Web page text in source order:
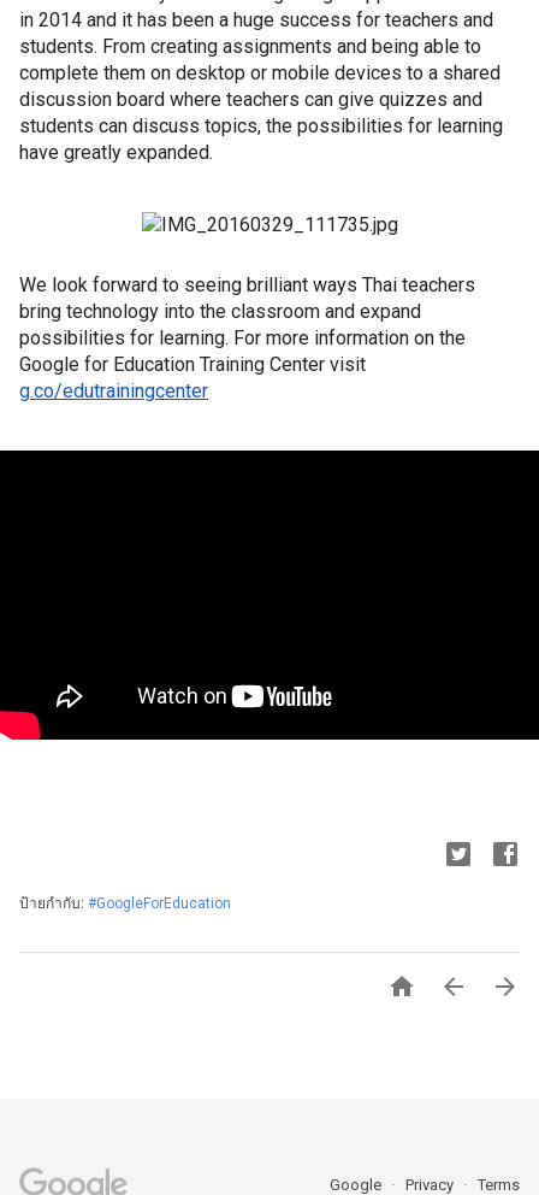
in 2014 and it has been a huge success for teachers and
students. From creating assignments and being able to
complete them on desktop or mobile devices to a shared
discussion board where teachers can give quizzes and
students can discuss topics, the possibilities for learning
have greatly expanded.
We look forward to seeing brilliant ways Thai teachers
bring technology into the classroom and expand
possibilities for learning. For more information on the
g.co/edutrainingcenter
ป้ายกำกับ: #GoogleForEducation
  
Google Privacy Terms